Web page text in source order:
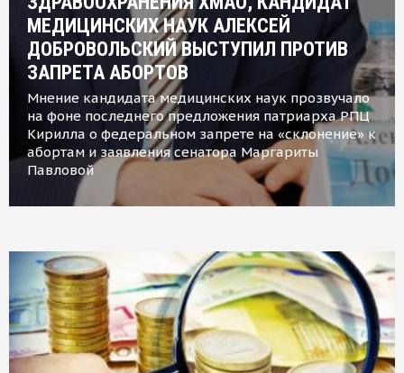
МЕДИЦИНСКИХ НАУК АЛЕКСЕЙ
ДОБРОВОЛЬСКИЙ ВЫСТУПИЛ ПРОТИВ
ЗАПРЕТА АБОРТОВ
Мнение кандидата медицинских наук прозвучало
на фоне последнего предложения патриарха РПЦ
Кирилла о федеральном запрете на «склонение» к
абортам и заявления сенатора Маргариты
Павловой